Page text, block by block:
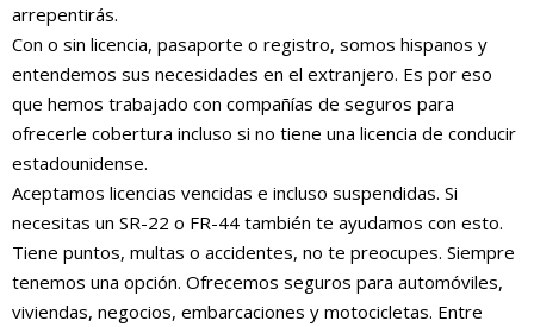
arrepentirás.
Con o sin licencia, pasaporte o registro, somos hispanos y
entendemos sus necesidades en el extranjero. Es por eso
que hemos trabajado con compañías de seguros para
ofrecerle cobertura incluso si no tiene una licencia de conducir
estadounidense.
Aceptamos licencias vencidas e incluso suspendidas. Si
necesitas un SR-22 o FR-44 también te ayudamos con esto.
Tiene puntos, multas o accidentes, no te preocupes. Siempre
tenemos una opción. Ofrecemos seguros para automóviles,
viviendas, negocios, embarcaciones y motocicletas. Entre